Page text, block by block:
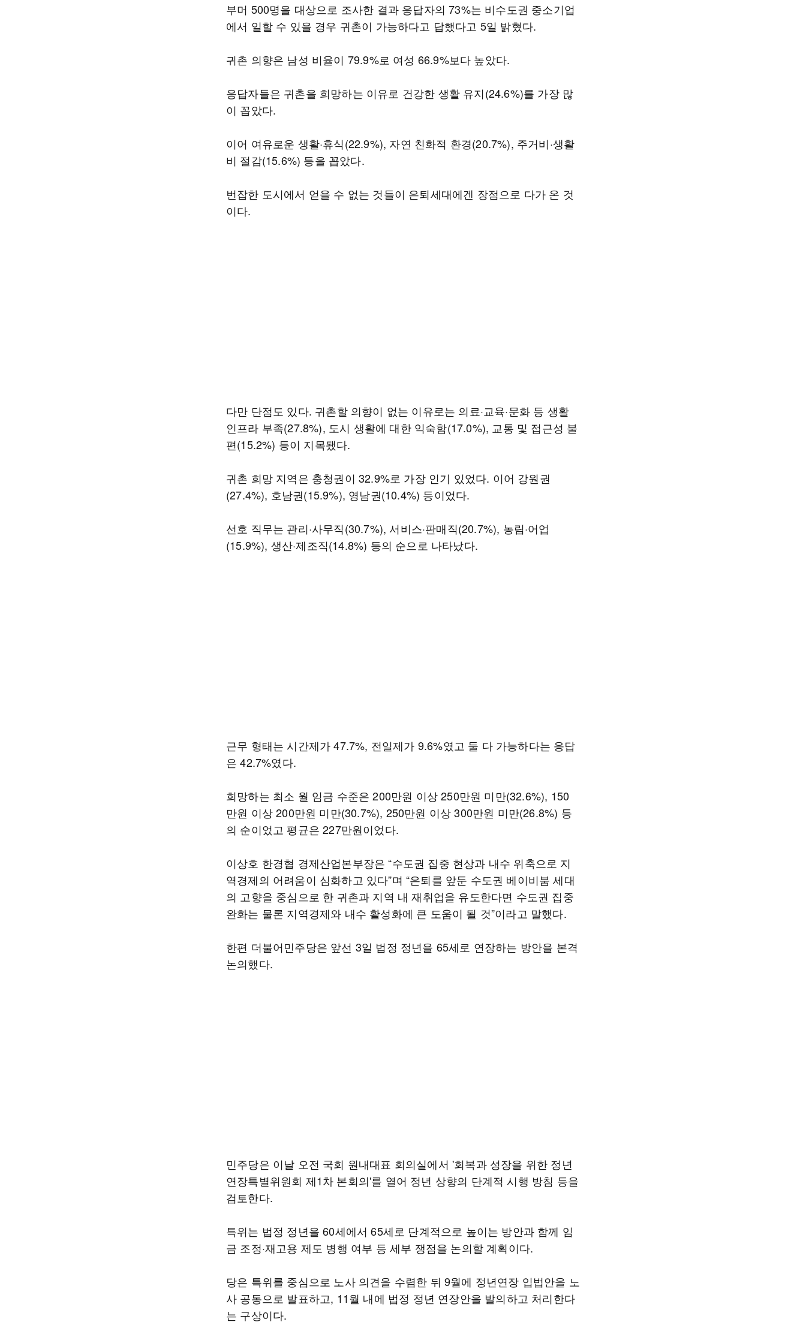
부머 500명을 대상으로 조사한 결과 응답자의 73%는 비수도권 중소기업
에서 일할 수 있을 경우 귀촌이 가능하다고 답했다고 5일 밝혔다.
귀촌 의향은 남성 비율이 79.9%로 여성 66.9%보다 높았다.
응답자들은 귀촌을 희망하는 이유로 건강한 생활 유지(24.6%)를 가장 많
이 꼽았다.
이어 여유로운 생활·휴식(22.9%), 자연 친화적 환경(20.7%), 주거비·생활
비 절감(15.6%) 등을 꼽았다.
번잡한 도시에서 얻을 수 없는 것들이 은퇴세대에겐 장점으로 다가 온 것
이다.
다만 단점도 있다. 귀촌할 의향이 없는 이유로는 의료·교육·문화 등 생활
인프라 부족(27.8%), 도시 생활에 대한 익숙함(17.0%), 교통 및 접근성 불
편(15.2%) 등이 지목됐다.
귀촌 희망 지역은 충청권이 32.9%로 가장 인기 있었다. 이어 강원권
(27.4%), 호남권(15.9%), 영남권(10.4%) 등이었다.
선호 직무는 관리·사무직(30.7%), 서비스·판매직(20.7%), 농림·어업
(15.9%), 생산·제조직(14.8%) 등의 순으로 나타났다.
근무 형태는 시간제가 47.7%, 전일제가 9.6%였고 둘 다 가능하다는 응답
은 42.7%였다.
희망하는 최소 월 임금 수준은 200만원 이상 250만원 미만(32.6%), 150
만원 이상 200만원 미만(30.7%), 250만원 이상 300만원 미만(26.8%) 등
의 순이었고 평균은 227만원이었다.
이상호 한경협 경제산업본부장은 “수도권 집중 현상과 내수 위축으로 지
역경제의 어려움이 심화하고 있다”며 “은퇴를 앞둔 수도권 베이비붐 세대
의 고향을 중심으로 한 귀촌과 지역 내 재취업을 유도한다면 수도권 집중
완화는 물론 지역경제와 내수 활성화에 큰 도움이 될 것”이라고 말했다.
한편 더불어민주당은 앞선 3일 법정 정년을 65세로 연장하는 방안을 본격
논의했다.
민주당은 이날 오전 국회 원내대표 회의실에서 '회복과 성장을 위한 정년
연장특별위원회 제1차 본회의'를 열어 정년 상향의 단계적 시행 방침 등을
검토한다.
특위는 법정 정년을 60세에서 65세로 단계적으로 높이는 방안과 함께 임
금 조정·재고용 제도 병행 여부 등 세부 쟁점을 논의할 계획이다.
당은 특위를 중심으로 노사 의견을 수렴한 뒤 9월에 정년연장 입법안을 노
사 공동으로 발표하고, 11월 내에 법정 정년 연장안을 발의하고 처리한다
는 구상이다.